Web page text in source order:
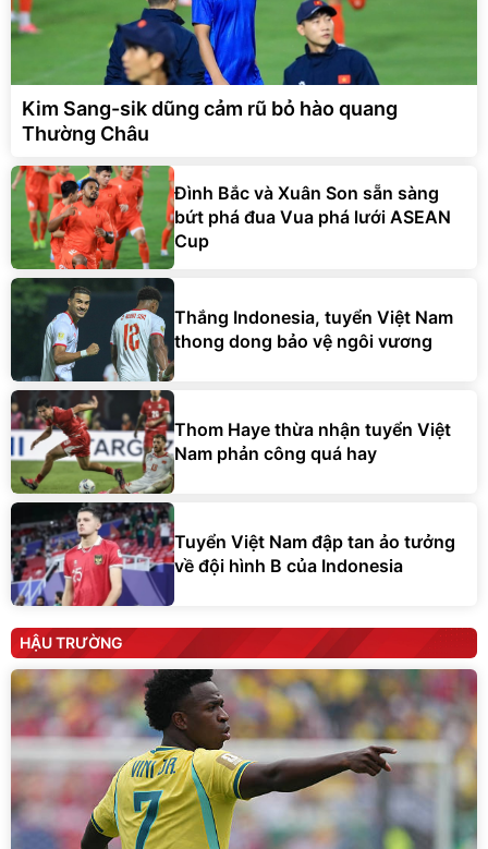
Kim Sang-sik dũng cảm rũ bỏ hào quang
Thường Châu
Đình Bắc và Xuân Son sẵn sàng
bứt phá đua Vua phá lưới ASEAN
Cup
Thắng Indonesia, tuyển Việt Nam
thong dong bảo vệ ngôi vương
Thom Haye thừa nhận tuyển Việt
Nam phản công quá hay
Tuyển Việt Nam đập tan ảo tưởng
về đội hình B của Indonesia
HẬU TRƯỜNG